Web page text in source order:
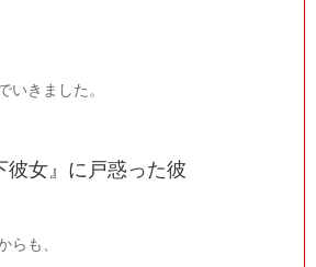
いきました。
彼女』に戸惑った彼
らも、